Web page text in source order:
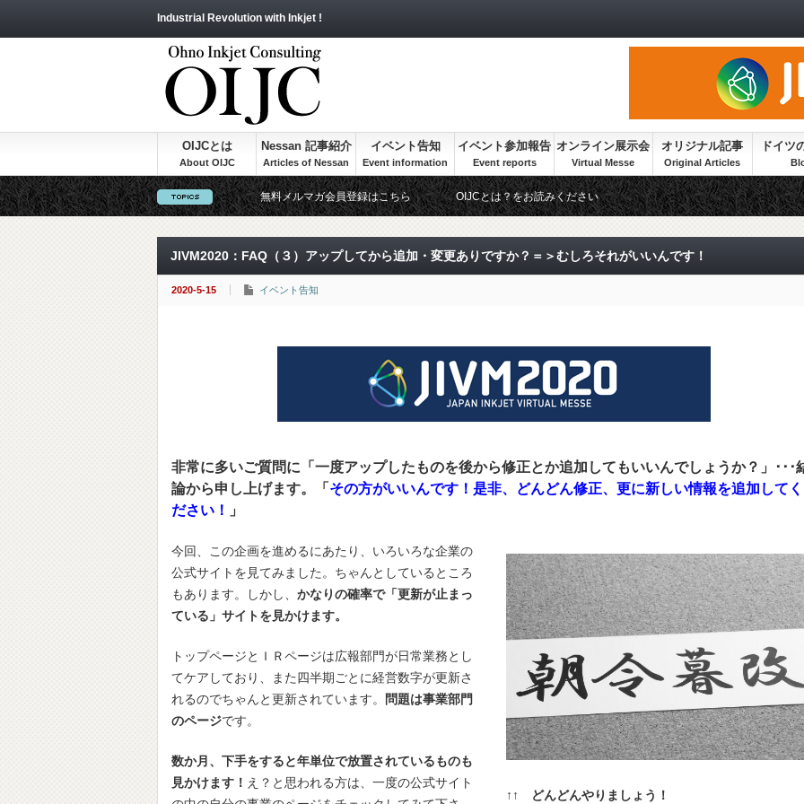
Industrial Revolution with Inkjet !
OIJCとは Nessan 記事紹介 イベント告知 イベント参加報告 オンライン展示会 オリジナル記事 ドイツ
無料メルマガ会員登録はこちら OIJCとは？をお読みください
JIVM2020：FAQ（３）アップしてから追加・変更ありですか？＝＞むしろそれがいいんです！
2020-5-15 イベント告知
非常に多いご質問に「一度アップしたものを後から修正とか追加してもいいんでしょうか？」･･･
論から申し上げます。「 その方がいいんです！是非、どんどん修正、更に新しい情報を追加してく
ださい！
」
今回、この企画を進めるにあたり、いろいろな企業の
公式サイトを見てみました。ちゃんとしているところ
もあります。しかし、 かなりの確率で「更新が止まっ
ている」サイトを見かけます。
トップページとＩＲページは広報部門が日常業務とし
てケアしており、また四半期ごとに経営数字が更新さ
れるのでちゃんと更新されています。
問題は事業部門
のページです。
数か月、下手をすると年単位で放置されているものも
見かけます！ え？と思われる方は、一度の公式サイト
↑↑ どんどんやりましょう！